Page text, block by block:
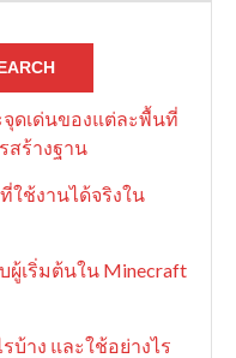
จุดเด่นของแต่ละพื้นที่
สร้างฐาน
ที่ใช้งานได้จริงใน
ผู้เริ่มต้นใน Minecraft
บ้าง และใช้อย่างไร